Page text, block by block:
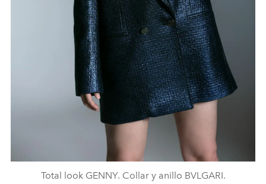
Total look GENNY. Collar y anillo BVLGARI.